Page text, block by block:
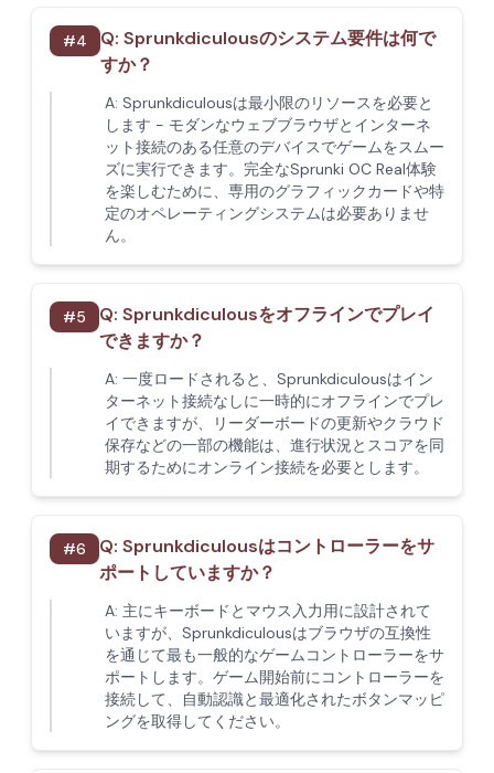
#4 Q: Sprunkdiculousのシステム要件は何で
すか？
A: Sprunkdiculousは最小限のリソースを必要と
します - モダンなウェブブラウザとインターネ
ット接続のある任意のデバイスでゲームをスムー
ズに実行できます。完全なSprunki OC Real体験
を楽しむために、専用のグラフィックカードや特
定のオペレーティングシステムは必要ありませ
ん。
#5 Q: Sprunkdiculousをオフラインでプレイ
できますか？
A: 一度ロードされると、Sprunkdiculousはイン
ターネット接続なしに一時的にオフラインでプレ
イできますが、リーダーボードの更新やクラウド
保存などの一部の機能は、進行状況とスコアを同
期するためにオンライン接続を必要とします。
#6 Q: Sprunkdiculousはコントローラーをサ
ポートしていますか？
A: 主にキーボードとマウス入力用に設計されて
いますが、Sprunkdiculousはブラウザの互換性
を通じて最も一般的なゲームコントローラーをサ
ポートします。ゲーム開始前にコントローラーを
接続して、自動認識と最適化されたボタンマッピ
ングを取得してください。